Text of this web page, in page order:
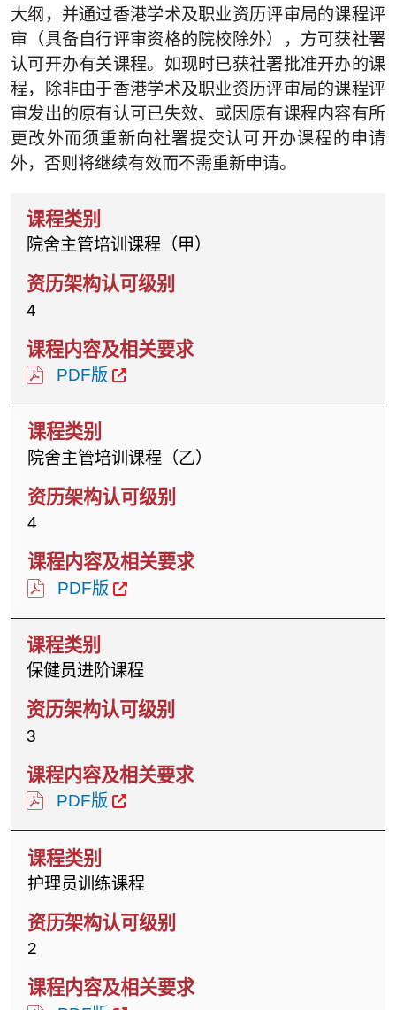
大纲，并通过香港学术及职业资历评审局的课程评
审（具备自行评审资格的院校除外），方可获社署
认可开办有关课程。如现时已获社署批准开办的课
程，除非由于香港学术及职业资历评审局的课程评
审发出的原有认可已失效、或因原有课程内容有所
更改外而须重新向社署提交认可开办课程的申请
外，否则将继续有效而不需重新申请。
院舍主管培训课程（甲）
4
PDF版
院舍主管培训课程（乙）
4
PDF版
保健员进阶课程
3
PDF版
护理员训练课程
2